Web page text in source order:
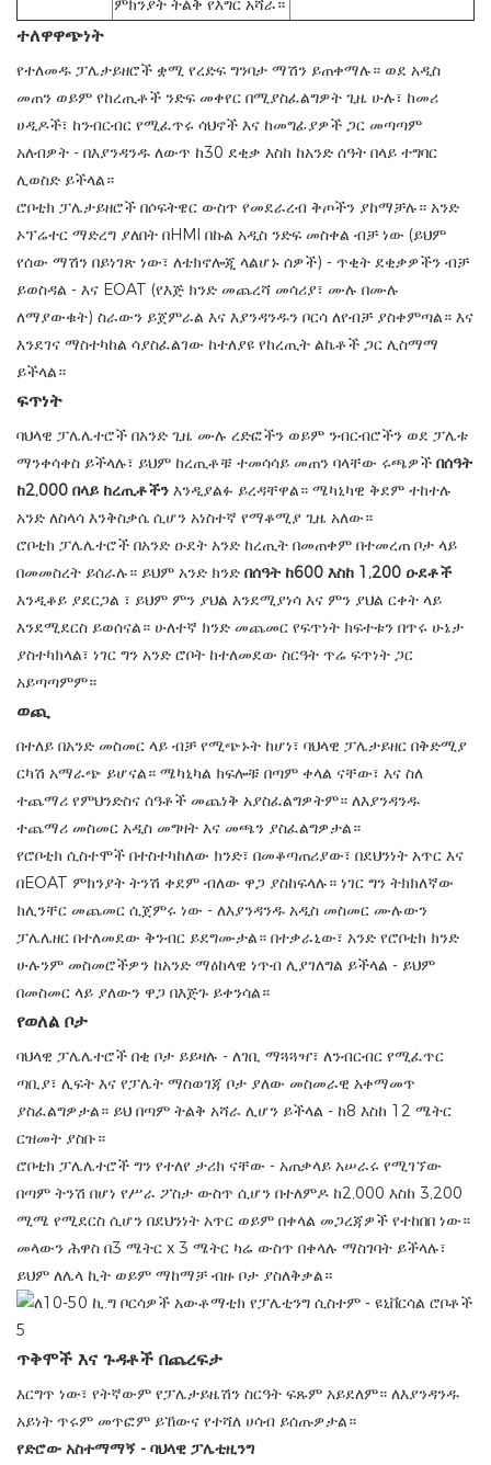
ምክንያት ትልቅ የእግር አሻራ።
ተለዋዋጭነት
የተለመዱ ፓሌታይዘሮች ቋሚ የረድፍ ግንባታ ማሽን ይጠቀማሉ። ወደ አዲስ
መጠን ወይም የከረጢቶች ንድፍ መቀየር በሚያስፈልግዎት ጊዜ ሁሉ፣ ከመሪ
ሀዲዶች፣ ከንብርብር የሚፈጥሩ ሳህኖች እና ከመግፊያዎች ጋር መጣጣም
አለብዎት - በእያንዳንዱ ለውጥ ከ30 ደቂቃ እስከ ከአንድ ሰዓት በላይ ተግባር
ሊወስድ ይችላል።
ሮቦቲክ ፓሌታይዘሮች በሶፍትዌር ውስጥ የመደራረብ ቅጦችን ያከማቻሉ። አንድ
ኦፕሬተር ማድረግ ያለበት በHMI በኩል አዲስ ንድፍ መስቀል ብቻ ነው (ይህም
የሰው ማሽን በይነገጽ ነው፣ ለቴክኖሎጂ ላልሆኑ ሰዎች) - ጥቂት ደቂቃዎችን ብቻ
ይወስዳል - እና EOAT (የእጅ ክንድ መጨረሻ መሳሪያ፣ ሙሉ በሙሉ
ለማያውቁት) ስራውን ይጀምራል እና እያንዳንዱን ቦርሳ ለየብቻ ያስቀምጣል። እና
እንደገና ማስተካከል ሳያስፈልገው ከተለያዩ የከረጢት ልኬቶች ጋር ሊስማማ
ይችላል።
ፍጥነት
ባህላዊ ፓሌሌተሮች በአንድ ጊዜ ሙሉ ረድፎችን ወይም ንብርብሮችን ወደ ፓሌቱ
ማንቀሳቀስ ይችላሉ፣ ይህም ከረጢቶቹ ተመሳሳይ መጠን ባላቸው ሩጫዎች በሰዓት
ከ2,000 በላይ ከረጢቶችን እንዲያልፉ ይረዳቸዋል። ሜካኒካዊ ቅደም ተከተሉ
አንድ ለስላሳ እንቅስቃሴ ሲሆን አነስተኛ የማቆሚያ ጊዜ አለው።
ሮቦቲክ ፓሌሌተሮች በአንድ ዑደት አንድ ከረጢት በመጠቀም በተመረጠ ቦታ ላይ
በመመስረት ይሰራሉ። ይህም አንድ ክንድ በሰዓት ከ600 እስከ 1,200 ዑደቶች
እንዲቆይ ያደርጋል ፣ ይህም ምን ያህል እንደሚያነሳ እና ምን ያህል ርቀት ላይ
እንደሚደርስ ይወሰናል። ሁለተኛ ክንድ መጨመር የፍጥነት ክፍተቱን በጥሩ ሁኔታ
ያስተካክላል፣ ነገር ግን አንድ ሮቦት ከተለመደው ስርዓት ጥሬ ፍጥነት ጋር
አይጣጣምም።
ወጪ
በተለይ በአንድ መስመር ላይ ብቻ የሚጭኑት ከሆነ፣ ባህላዊ ፓሌታይዘር በቅድሚያ
ርካሽ አማራጭ ይሆናል። ሜካኒካል ክፍሎቹ በጣም ቀላል ናቸው፣ እና ስለ
ተጨማሪ የምህንድስና ሰዓቶች መጨነቅ አያስፈልግዎትም። ለእያንዳንዱ
ተጨማሪ መስመር አዲስ መግዛት እና መጫን ያስፈልግዎታል።
የሮቦቲክ ሲስተሞች በተስተካከለው ክንድ፣ በመቆጣጠሪያው፣ በደህንነት አጥር እና
በEOAT ምክንያት ትንሽ ቀደም ብለው ዋጋ ያስከፍላሉ። ነገር ግን ትክክለኛው
ክሊንቸር መጨመር ሲጀምሩ ነው - ለእያንዳንዱ አዲስ መስመር ሙሉውን
ፓሌሌዘር በተለመደው ቅንብር ይደግሙታል። በተቃራኒው፣ አንድ የሮቦቲክ ክንድ
ሁሉንም መስመሮችዎን ከአንድ ማዕከላዊ ነጥብ ሊያገለግል ይችላል - ይህም
በመስመር ላይ ያለውን ዋጋ በእጅጉ ይቀንሳል።
የወለል ቦታ
ባህላዊ ፓሌሌተሮች በቂ ቦታ ይይዛሉ - ለገቢ ማጓጓዣ፣ ለንብርብር የሚፈጥር
ጣቢያ፣ ሊፍት እና የፓሌት ማስወገጃ ቦታ ያለው መስመራዊ አቀማመጥ
ያስፈልግዎታል። ይህ በጣም ትልቅ አሻራ ሊሆን ይችላል - ከ8 እስከ 12 ሜትር
ርዝመት ያስቡ።
ሮቦቲክ ፓሌሌተሮች ግን የተለየ ታሪክ ናቸው - አጠቃላይ አሠራሩ የሚገኘው
በጣም ትንሽ በሆነ የሥራ ፖስታ ውስጥ ሲሆን በተለምዶ ከ2,000 እስከ 3,200
ሚሜ የሚደርስ ሲሆን በደህንነት አጥር ወይም በቀላል መጋረጃዎች የተከበበ ነው።
መላውን ሕዋስ በ3 ሜትር x 3 ሜትር ካሬ ውስጥ በቀላሉ ማስገባት ይችላሉ፣
ይህም ለሌላ ኪት ወይም ማከማቻ ብዙ ቦታ ያስለቅቃል።
ጥቅሞች እና ጉዳቶች በጨረፍታ
እርግጥ ነው፣ የትኛውም የፓሌታይዜሽን ስርዓት ፍጹም አይደለም። ለእያንዳንዱ
አይነት ጥሩም መጥፎም ይኸውና የተሻለ ሀሳብ ይሰጡዎታል።
የድሮው አስተማማኝ - ባህላዊ ፓሌቲዚንግ